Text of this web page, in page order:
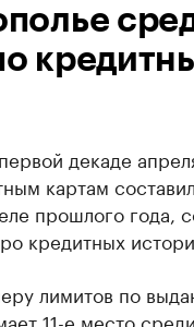
декаде
картам
прошлого года,
кредитных
лимитов по
11-е место